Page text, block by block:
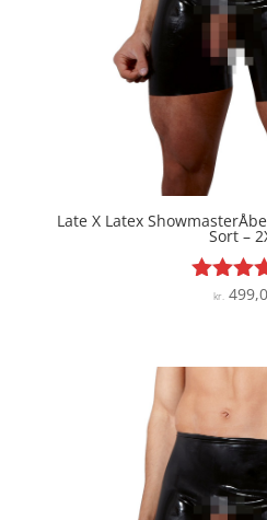
Late X Latex
Sort –
kr.